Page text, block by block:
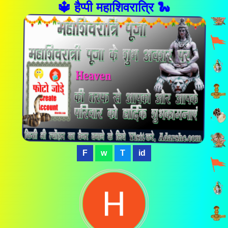
🔱 हैप्पी महाशिवरात्रि 🐍
F w T id